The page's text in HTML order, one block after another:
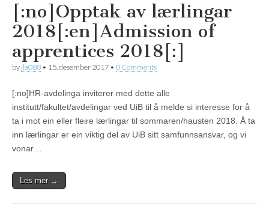
[:no]Opptak av lærlingar
2018[:en]Admission of
apprentices 2018[:]
by jla088 • 15. desember 2017 • 0 Comments
[:no]HR-avdelinga inviterer med dette alle
institutt/fakultet/avdelingar ved UiB til å melde si interesse for å
ta i mot ein eller fleire lærlingar til sommaren/hausten 2018. Å ta
inn lærlingar er ein viktig del av UiB sitt samfunnsansvar, og vi
vonar…
Les mer →